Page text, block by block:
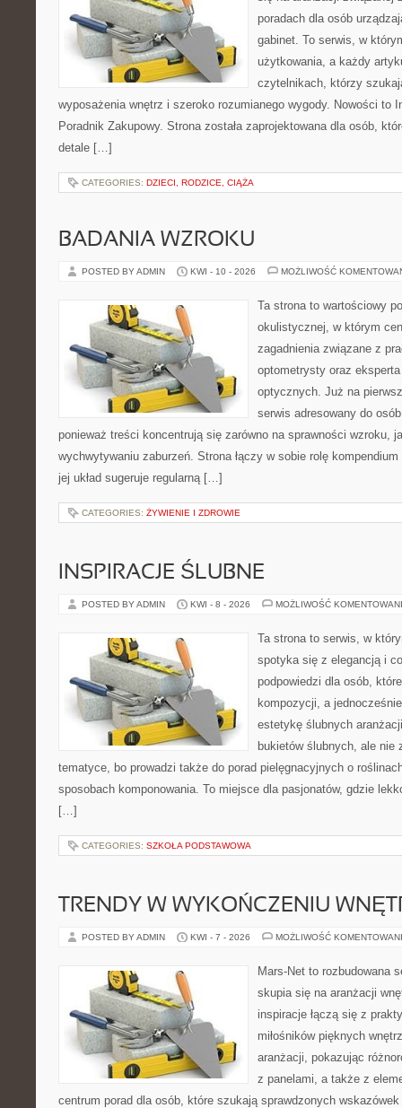
poradach dla osób
gabinet. To serwis, w
użytkowania, a każdy
czytelnikach, którzy
wyposażenia wnętrz i szeroko rozumianego wygody. Nowości to
Poradnik Zakupowy. Strona została zaprojektowana dla osób,
detale […]
CATEGORIES: DZIECI, RODZICE, CIĄŻA
BADANIA WZROKU
POSTED BY ADMIN KWI - 10 - 2026 MOŻLIWOŚĆ
Ta strona to wartościowy
okulistycznej, w którym
zagadnienia związane z
optometrysty oraz
optycznych. Już na
serwis adresowany do
ponieważ treści koncentrują się zarówno na sprawności wzroku,
wychwytywaniu zaburzeń. Strona łączy w sobie rolę
jej układ sugeruje regularną […]
CATEGORIES: ŻYWIENIE I ZDROWIE
INSPIRACJE ŚLUBNE
POSTED BY ADMIN KWI - 8 - 2026 MOŻLIWOŚĆ
Ta strona to serwis, w
spotyka się z elegancją i
podpowiedzi dla osób,
kompozycji, a
estetykę ślubnych
bukietów ślubnych, ale nie
tematyce, bo prowadzi także do porad pielęgnacyjnych o
sposobach komponowania. To miejsce dla pasjonatów, gdzie
[…]
CATEGORIES: SZKOŁA PODSTAWOWA
TRENDY W WYKOŃCZENIU
POSTED BY ADMIN KWI - 7 - 2026 MOŻLIWOŚĆ
Mars-Net to rozbudowana
skupia się na aranżacji
inspiracje łączą się z
miłośników pięknych
aranżacji, pokazując
z panelami, a także z
centrum porad dla osób, które szukają sprawdzonych